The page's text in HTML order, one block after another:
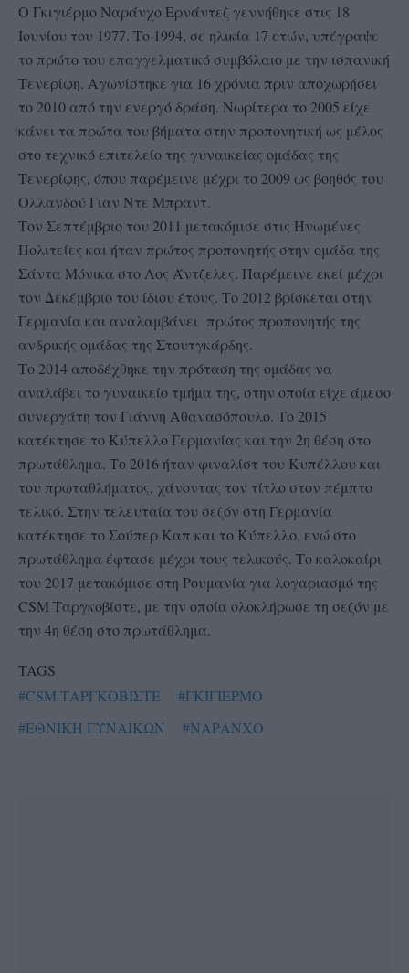
Ο Γκιγιέρμο Ναράνχο Ερνάντεζ γεννήθηκε στις 18
Ιουνίου του 1977. Το 1994, σε ηλικία 17 ετών, υπέγραψε
το πρώτο του επαγγελματικό συμβόλαιο με την ισπανική
Τενερίφη. Αγωνίστηκε για 16 χρόνια πριν αποχωρήσει
το 2010 από την ενεργό δράση. Νωρίτερα το 2005 είχε
κάνει τα πρώτα του βήματα στην προπονητική ως μέλος
στο τεχνικό επιτελείο της γυναικείας ομάδας της
Τενερίφης, όπου παρέμεινε μέχρι το 2009 ως βοηθός του
Ολλανδού Γιαν Ντε Μπραντ.
Τον Σεπτέμβριο του 2011 μετακόμισε στις Ηνωμένες
Πολιτείες και ήταν πρώτος προπονητής στην ομάδα της
Σάντα Μόνικα στο Λος Άντζελες. Παρέμεινε εκεί μέχρι
τον Δεκέμβριο του ίδιου έτους. Το 2012 βρίσκεται στην
Γερμανία και αναλαμβάνει πρώτος προπονητής της
ανδρικής ομάδας της Στουτγκάρδης.
Το 2014 αποδέχθηκε την πρόταση της ομάδας να
αναλάβει το γυναικείο τμήμα της, στην οποία είχε άμεσο
συνεργάτη τον Γιάννη Αθανασόπουλο. Το 2015
κατέκτησε το Κύπελλο Γερμανίας και την 2η θέση στο
πρωτάθλημα. Το 2016 ήταν φιναλίστ του Κυπέλλου και
του πρωταθλήματος, χάνοντας τον τίτλο στον πέμπτο
τελικό. Στην τελευταία του σεζόν στη Γερμανία
κατέκτησε το Σούπερ Καπ και το Κύπελλο, ενώ στο
πρωτάθλημα έφτασε μέχρι τους τελικούς. Το καλοκαίρι
του 2017 μετακόμισε στη Ρουμανία για λογαριασμό της
CSM Ταργκοβίστε, με την οποία ολοκλήρωσε τη σεζόν με
την 4η θέση στο πρωτάθλημα.
TAGS
#CSM ΤΑΡΓΚΟΒΙΣΤΕ
#ΓΚΙΓΙΕΡΜΟ
#ΕΘΝΙΚΗ ΓΥΝΑΙΚΩΝ
#ΝΑΡΑΝΧΟ